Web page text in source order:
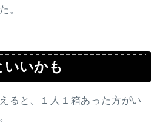
。
いいかも
ると、１人１箱あった方がい